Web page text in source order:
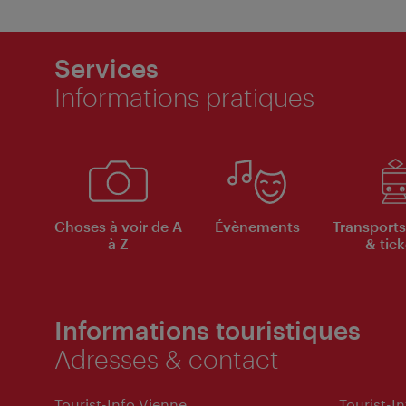
Services
Informations pratiques
Choses à voir de A
à Z
Évènements
&
Informations touristiques
Adresses & contact